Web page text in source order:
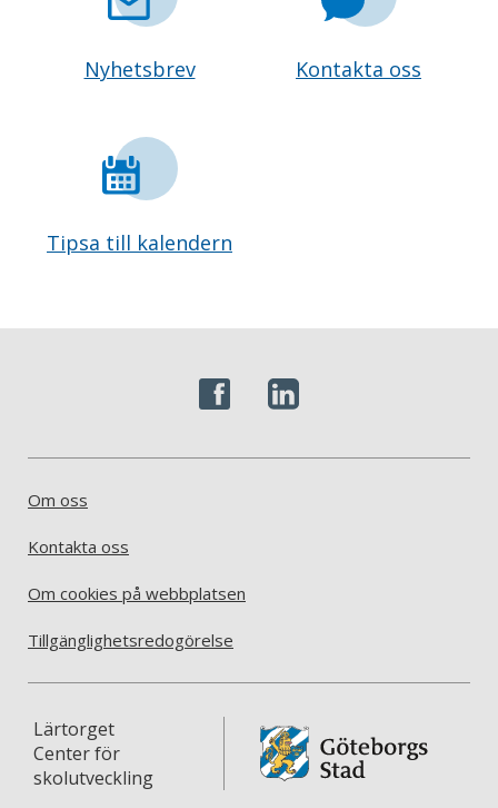
Nyhetsbrev Kontakta oss
Tipsa till kalendern
Om oss
Kontakta oss
Om cookies på webbplatsen
Tillgänglighetsredogörelse
Lärtorget
Center för
skolutveckling